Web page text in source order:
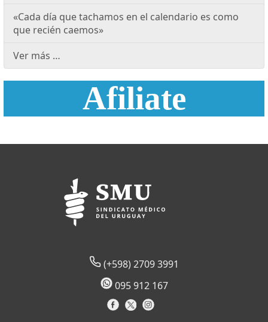
«Cada día que tachamos en el calendario es como
que recién caemos»
Ver más …
Afiliate
(+598) 2709 3991
095 912 167